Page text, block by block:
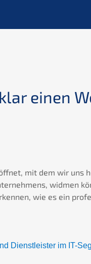
einen
mit dem wir uns
widmen
wie es ein
Dienstleister im IT-